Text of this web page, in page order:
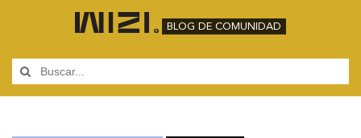
BLOG DE COMUNIDAD